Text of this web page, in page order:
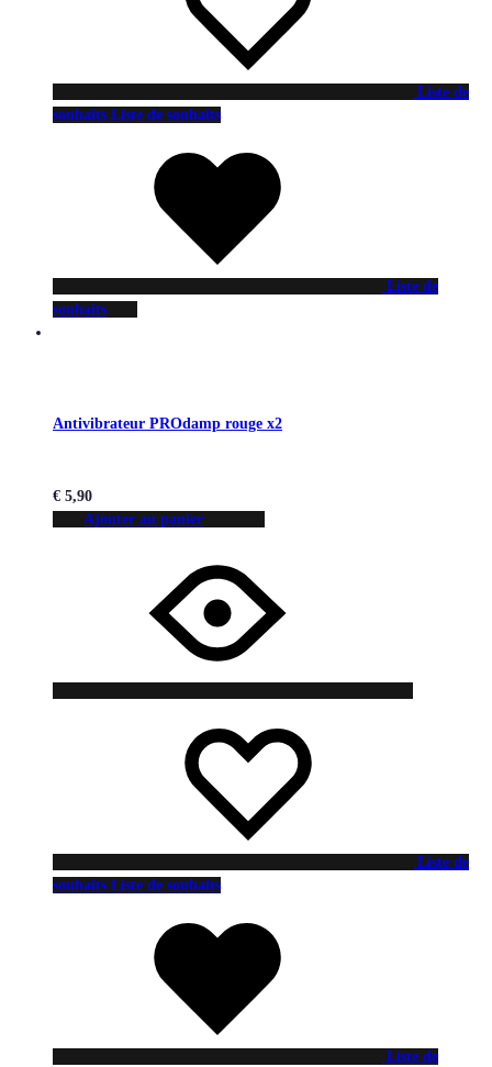
Liste de
souhaits Liste de souhaits
Liste de
souhaits
Antivibrateur PROdamp rouge x2
€ 5,90
Ajouter au panier
Liste de
souhaits Liste de souhaits
Liste de